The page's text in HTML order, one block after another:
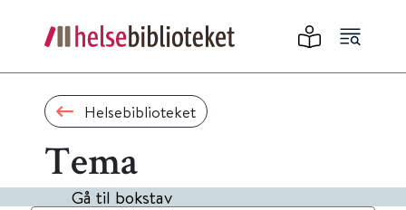
Helsebiblioteket
Tema
Gå til bokstav